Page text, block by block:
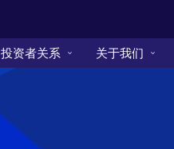
投资者关系 关于我们